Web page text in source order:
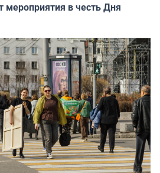
мероприятия в честь Дня